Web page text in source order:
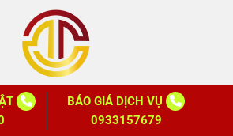
BÁO GIÁ DỊCH VỤ
0933157679